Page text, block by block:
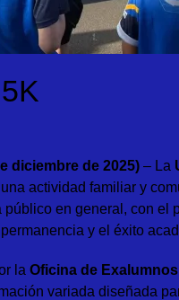
diciembre de 2025)– La
actividad familiar y
público en general, con el
y el éxito
la Oficina de
variada diseñada